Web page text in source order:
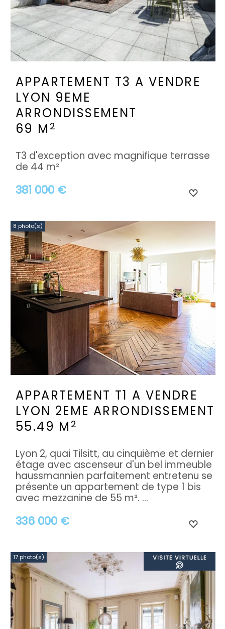
APPARTEMENT T3 A VENDRE
LYON 9EME
ARRONDISSEMENT
69 M 2
381 000 €
T3 d'exception avec magnifique terrasse
de 44 m²
8 photo(s)
APPARTEMENT T1 A VENDRE
LYON 2EME ARRONDISSEMENT
55.49 M 2
336 000 €
Lyon 2, quai Tilsitt, au cinquième et dernier
étage avec ascenseur d'un bel immeuble
haussmannien parfaitement entretenu se
présente un appartement de type 1 bis
avec mezzanine de 55 m². ...
17 photo(s)